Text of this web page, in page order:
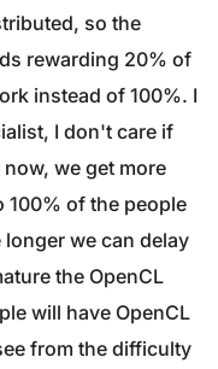
so the
rewarding 20% of
instead of 100%. I
I don't care if
we get more
of the people
we can delay
the OpenCL
will have OpenCL
from the difficulty